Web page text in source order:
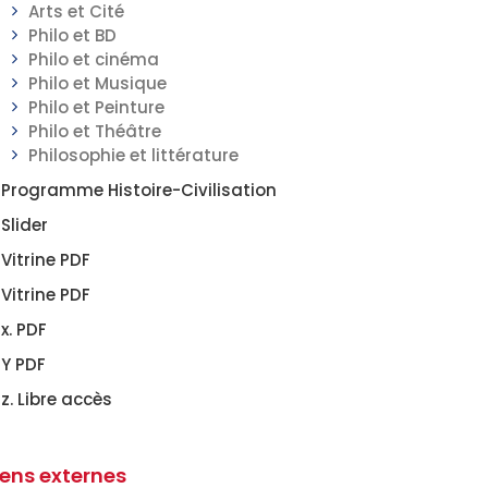
Arts et Cité
Philo et BD
Philo et cinéma
Philo et Musique
Philo et Peinture
Philo et Théâtre
Philosophie et littérature
Programme Histoire-Civilisation
Slider
Vitrine PDF
Vitrine PDF
x. PDF
Y PDF
z. Libre accès
externes